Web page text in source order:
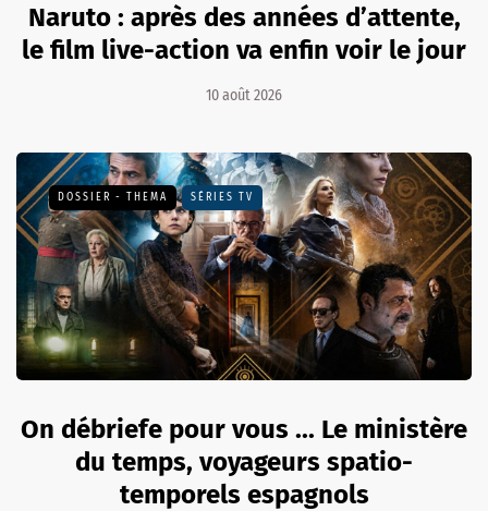
Naruto : après des années d’attente,
le film live-action va enfin voir le jour
10 août 2026
DOSSIER - THEMA SÉRIES TV
On débriefe pour vous ... Le ministère
du temps, voyageurs spatio-
temporels espagnols